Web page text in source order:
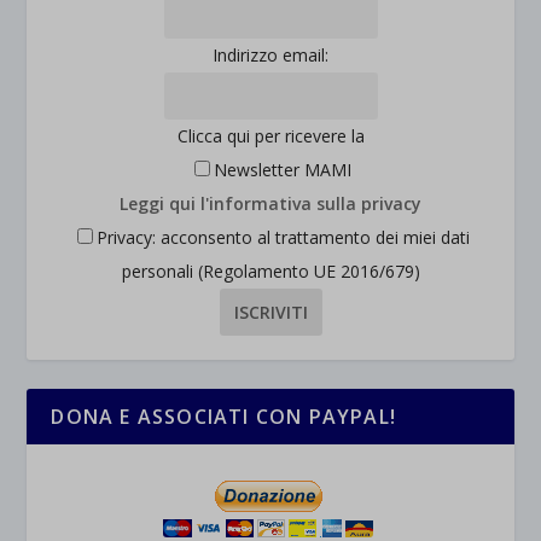
Indirizzo email:
Clicca qui per ricevere la
Newsletter MAMI
Leggi qui l'informativa sulla privacy
Privacy: acconsento al trattamento dei miei dati
personali (Regolamento UE 2016/679)
DONA E ASSOCIATI CON PAYPAL!